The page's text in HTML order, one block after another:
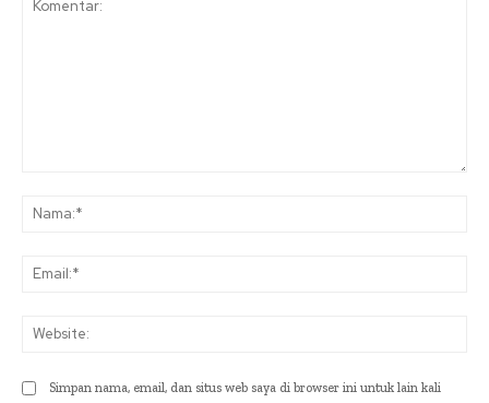
Simpan nama, email, dan situs web saya di browser ini untuk lain kali